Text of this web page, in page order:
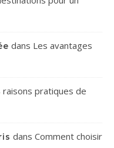
dans Les avantages
raisons pratiques de
dans Comment choisir